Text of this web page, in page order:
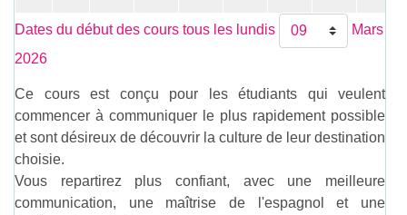
Dates du début des cours tous les lundis
Mars
2026
Ce cours est conçu pour les étudiants qui veulent
commencer à communiquer le plus rapidement possible
et sont désireux de découvrir la culture de leur destination
choisie.
Vous repartirez plus confiant, avec une meilleure
communication, une maîtrise de l'espagnol et une